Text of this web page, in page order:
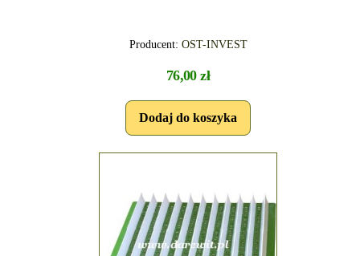
Producent: OST-INVEST
76,00 zł